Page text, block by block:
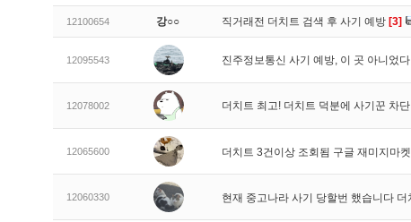
12100654 강○○ 직거래전 더치트 검색 후 사기 예방 [3]
12095543 진주정보통신 사기 예방, 이 곳 아니었
12078002 더치트 최고! 더치트 덕분에 사기꾼 차
12065600 더치트 3건이상 조회됨 구글 재미지마
12060330 현재 중고나라 사기 당할번 했습니다